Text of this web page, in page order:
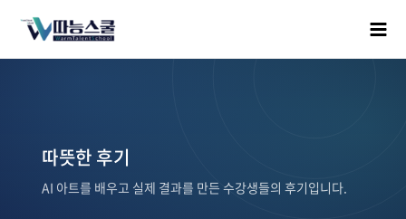
따뜻한 후기
AI 아트를 배우고 실제 결과를 만든 수강생들의 후기입니다.